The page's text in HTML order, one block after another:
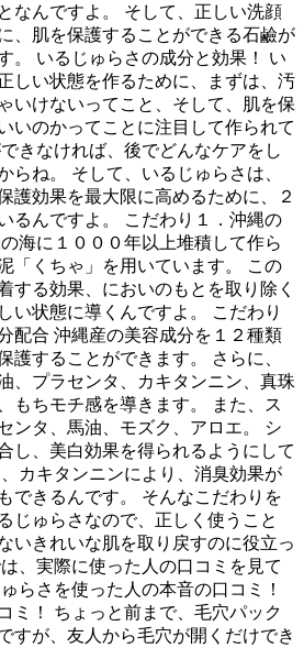
なんですよ。 そして、正しい洗顔
、肌を保護することができる石鹼が
。 いるじゅらさの成分と効果！ い
しい状態を作るために、まずは、汚
いけないってこと、そして、肌を保
いのかってことに注目して作られて
きなければ、後でどんなケアをし
らね。 そして、いるじゅらさは、
護効果を最大限に高めるために、２
るんですよ。 こだわり１．沖縄の
海に１０００年以上堆積して作ら
「くちゃ」を用いています。 この
する効果、においのもとを取り除く
い状態に導くんですよ。 こだわり
配合 沖縄産の美容成分を１２種類
護することができます。 さらに、
、プラセンタ、カキタンニン、真珠
もちモチ感を導きます。 また、ス
ンタ、馬油、モズク、アロエ。 シ
し、美白効果を得られるようにして
カキタンニンにより、消臭効果が
できるんです。 そんなこだわりを
じゅらさなので、正しく使うこと
いきれいな肌を取り戻すのに役立っ
、実際に使った人の口コミを見て
らさを使った人の本音の口コミ！
ミ！ ちょっと前まで、毛穴パック
すが、友人から毛穴が開くだけでき